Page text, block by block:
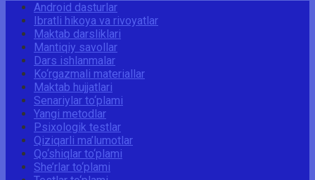
Android dasturlar
Ibratli hikoya va rivoyatlar
Maktab darsliklari
Mantiqiy savollar
Dars ishlanmalar
Ko‘rgazmali materiallar
Maktab hujjatlari
Senariylar to‘plami
Yangi metodlar
Psixologik testlar
Qiziqarli ma’lumotlar
Qo‘shiqlar to‘plami
She’rlar to‘plami